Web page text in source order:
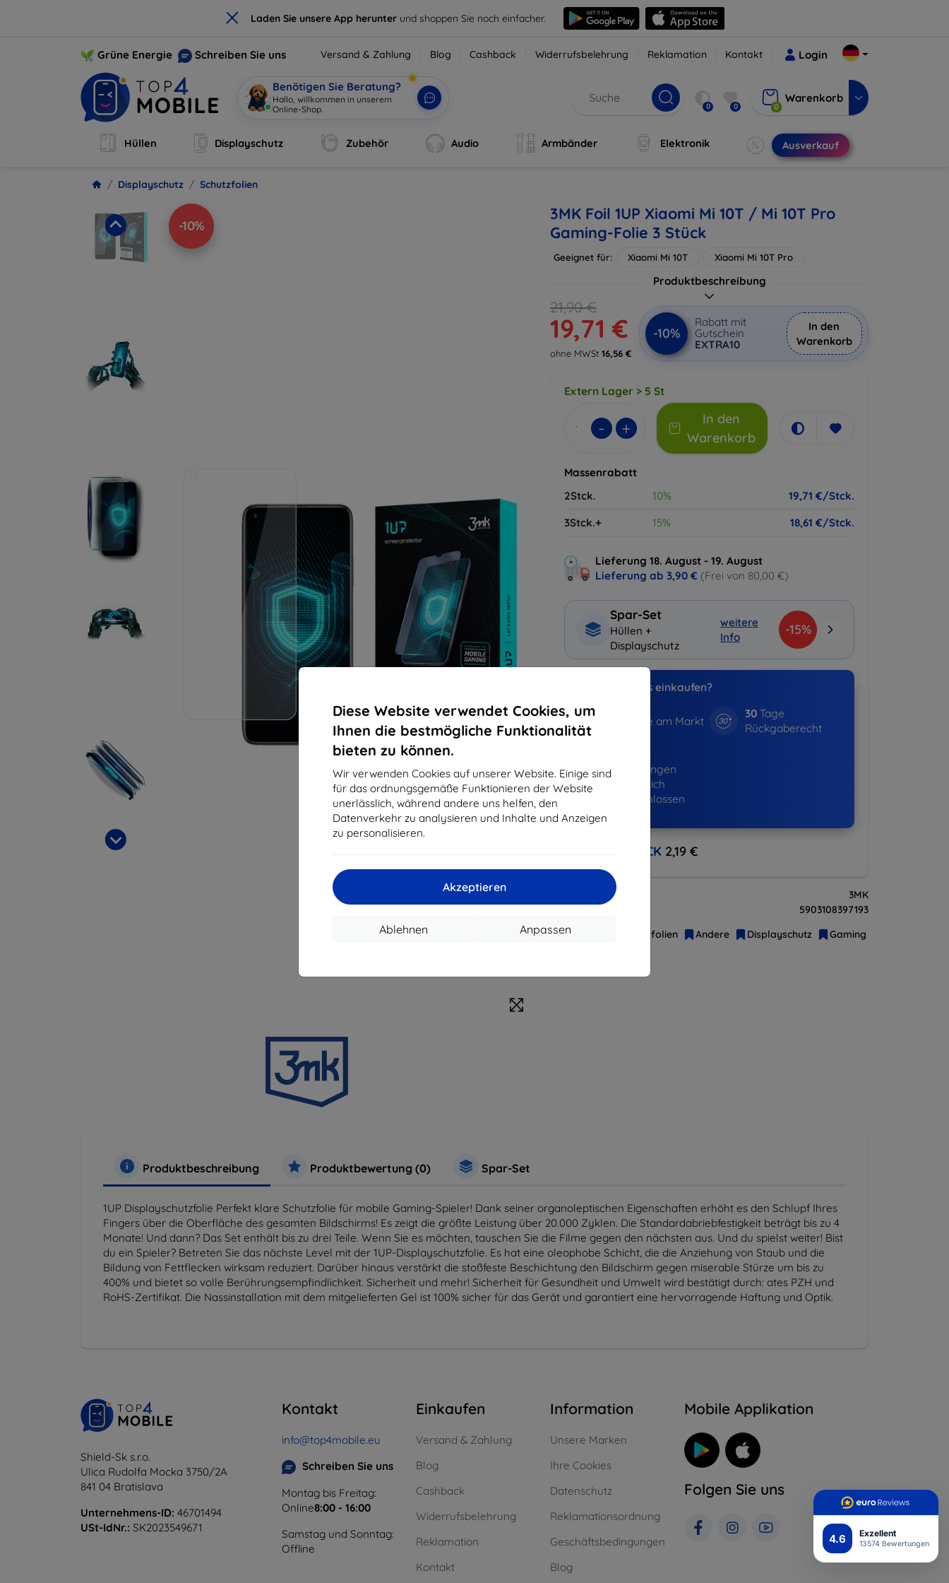
× Laden Sie unsere App herunter und shoppen Sie noch einfacher.
4.6 Exzellent
13574 Bewertungen
Diese Website verwendet Cookies, um
Ihnen die bestmögliche Funktionalität
bieten zu können.
Wir verwenden Cookies auf unserer Website. Einige sind
für das ordnungsgemäße Funktionieren der Website
unerlässlich, während andere uns helfen, den
Datenverkehr zu analysieren und Inhalte und Anzeigen
zu personalisieren.
Akzeptieren
Anpassen
Ablehnen
Grüne Energie Schreiben Sie uns Versand & Zahlung Blog Cashback Widerrufsbelehrung Reklamation Kontakt Login
Benötigen Sie Beratung?
Hallo, willkommen in unserem
Online-Shop.
0 0 0
Warenkorb
Hüllen Displayschutz Zubehör Audio Armbänder Elektronik Ausverkauf
Displayschutz Schutzfolien
-10%
3MK Foil 1UP Xiaomi Mi 10T / Mi 10T Pro
Gaming-Folie 3 Stück
Geeignet für: Xiaomi Mi 10T Xiaomi Mi 10T Pro
Produktbeschreibung
21,90 €
19,71 €
ohne MWSt 16,56 €
-10%
Rabatt mit
Gutschein
EXTRA10
In den
Warenkorb
Extern Lager > 5 St
- +
In den
Warenkorb
Massenrabatt
2Stck.
10%
19,71 €/Stck.
3Stck.+
15% 18,61 €/Stck.
Lieferung 18. August - 19. August
Lieferung ab 3,90 € (Frei von 80,00 €)
Spar-Set
Hüllen +
Displayschutz
weitere
Info
-15%
Warum bei uns einkaufen?
Jahre am Markt
30Tage
Rückgaberecht
819643+
Bestellungen
erfolgreich
abgeschlossen
CASHBACK 2,19 €
3MK
5903108397193
Zubehör
Schutzfolien Andere Displayschutz Gaming
Produktbeschreibung Produktbewertung (0) Spar-Set
1UP Displayschutzfolie Perfekt klare Schutzfolie für mobile Gaming-Spieler! Dank seiner organoleptischen Eigenschaften erhöht es den Schlupf Ihres
Fingers über die Oberfläche des gesamten Bildschirms! Es zeigt die größte Leistung über 20.000 Zyklen. Die Standardabriebfestigkeit beträgt bis zu 4
Monate! Und dann? Das Set enthält bis zu drei Teile. Wenn Sie es möchten, tauschen Sie die Filme gegen den nächsten aus. Und du spielst weiter! Bist
du ein Spieler? Betreten Sie das nächste Level mit der 1UP-Displayschutzfolie. Es hat eine oleophobe Schicht, die die Anziehung von Staub und die
Bildung von Fettflecken wirksam reduziert. Darüber hinaus verstärkt die stoßfeste Beschichtung den Bildschirm gegen miserable Stürze um bis zu
400% und bietet so volle Berührungsempfindlichkeit. Sicherheit und mehr! Sicherheit für Gesundheit und Umwelt wird bestätigt durch: ates PZH und
RoHS-Zertifikat. Die Nassinstallation mit dem mitgelieferten Gel ist 100% sicher für das Gerät und garantiert eine hervorragende Haftung und Optik.
Shield-Sk s.r.o.
Ulica Rudolfa Mocka 3750/2A
841 04 Bratislava
Unternehmens-ID: 46701494
USt-IdNr.: SK2023549671
Kontakt
info@top4mobile.eu
Schreiben Sie uns
Montag bis Freitag:
Online8:00 - 16:00
Samstag und Sonntag:
Offline
Einkaufen
Versand & Zahlung
Blog
Cashback
Widerrufsbelehrung
Reklamation
Kontakt
Information
Unsere Marken
Ihre Cookies
Datenschutz
Reklamationsordnung
Geschäftsbedingungen
Blog
Mobile Applikation
Folgen Sie uns